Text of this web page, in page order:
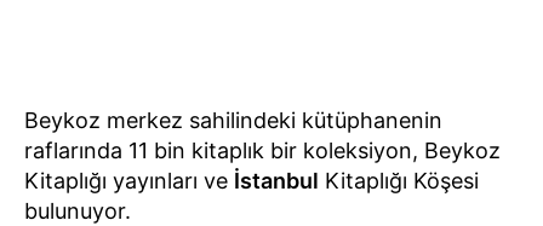
Beykoz merkez sahilindeki kütüphanenin
raflarında 11 bin kitaplık bir koleksiyon, Beykoz
Kitaplığı yayınları ve İstanbul Kitaplığı Köşesi
bulunuyor.